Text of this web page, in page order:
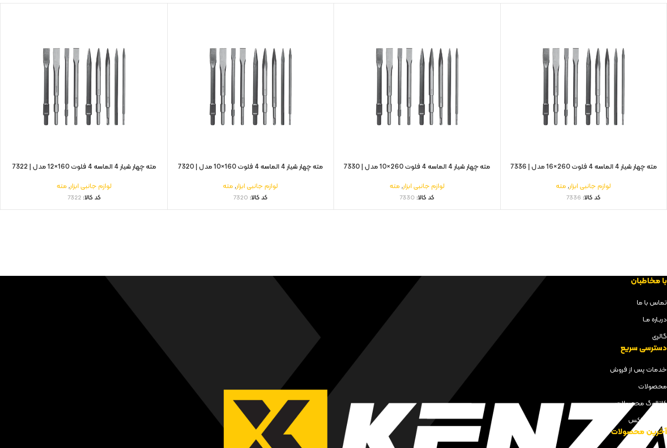
مته چهار شیار 4 الماسه 4 فلوت 260×16 مدل | 7336
لوازم جانبی ابزار,مته
کد کالا: 7336
مته چهار شیار 4 الماسه 4 فلوت 260×10 مدل | 7330
لوازم جانبی ابزار,مته
کد کالا: 7330
مته چهار شیار 4 الماسه 4 فلوت 160×10 مدل | 7320
لوازم جانبی ابزار,مته
کد کالا: 7320
مته چهار شیار 4 الماسه 4 فلوت 160×12 مدل | 7322
لوازم جانبی ابزار,مته
کد کالا: 7322
با مخاطبان
تماس با ما
دربـاره مـا
گالری
دسترسی سریع
خدمات پس از فروش
محصولات
کاتالوگ محصولات
مجله کنزاکس
آخرین محصولات